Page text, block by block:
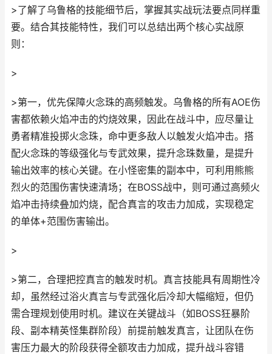
>了解了乌鲁格的技能细节后，掌握其实战玩法要点同样重
要。结合其技能特性，我们可以总结出两个核心实战原
则：
>
>第一，优先保障火念珠的高频触发。乌鲁格的所有AOE伤
害都依赖火焰冲击的灼烧效果，因此在战斗中，应尽量让
勇者精准投掷火念珠，命中更多敌人以触发火焰冲击。搭
配火念珠的等级强化与专武效果，提升念珠数量，是提升
输出效率的核心关键。在小怪密集的副本中，可利用熊熊
烈火的范围伤害快速清场；在BOSS战中，则可通过高频火
焰冲击持续叠加灼烧，配合真言的攻击力加成，实现稳定
的单体+范围伤害输出。
>
>第二，合理把控真言的触发时机。真言技能具有周期性冷
却，虽然经过浴火真言与专武强化后冷却大幅缩短，但仍
需合理规划使用时机。建议在关键战斗（如BOSS狂暴阶
段、副本精英怪集群阶段）前提前触发真言，让团队在伤
害压力最大的阶段获得全额攻击力加成，提升战斗容错